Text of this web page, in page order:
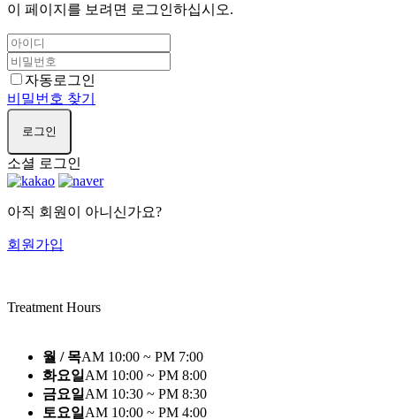
이 페이지를 보려면 로그인하십시오.
자동로그인
비밀번호 찾기
로그인
소셜 로그인
아직 회원이 아니신가요?
회원가입
Treatment Hours
월 / 목AM 10:00 ~ PM 7:00
화요일 AM 10:00 ~ PM 8:00
금요일 AM 10:30 ~ PM 8:30
토요일 AM 10:00 ~ PM 4:00